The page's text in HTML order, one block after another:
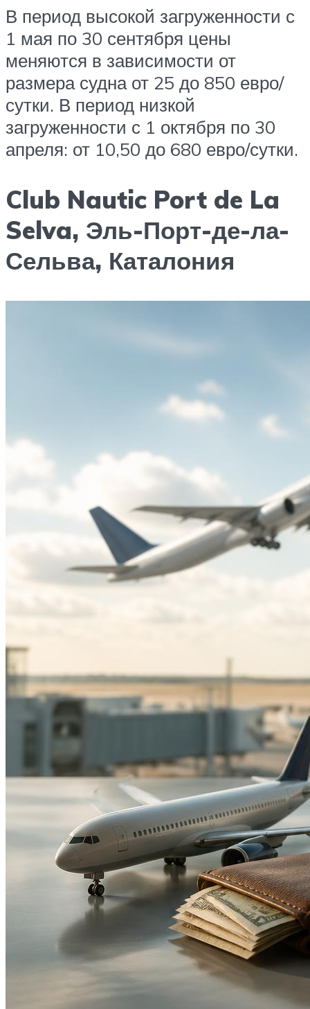
В период высокой загруженности с
1 мая по 30 сентября цены
меняются в зависимости от
размера судна от 25 до 850 евро/
сутки. В период низкой
загруженности с 1 октября по 30
апреля: от 10,50 до 680 евро/сутки.
Club Nautic Port de La
Selva, Эль-Порт-де-ла-
Сельва, Каталония